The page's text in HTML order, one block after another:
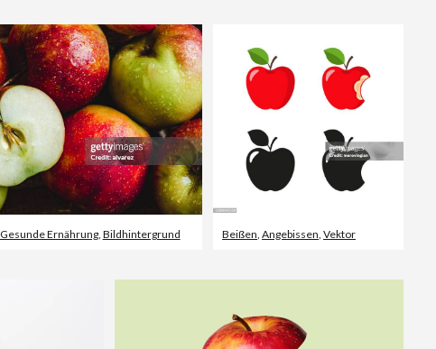
Gesunde Ernährung, Bildhintergrund Beißen ,Angebissen ,Vektor